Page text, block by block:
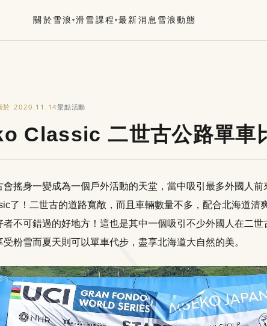
關於雪浪▾滑雪課程 ▾最新消息 雪浪動態
於 2020.11.14景點活動
Classic 二世古公路單車
會搖身一變成為一個戶外活動的天堂，當中吸引最多外國人前
了！二世古的道路寬敞，而且車輛數量不多，配合北海道清
者不可錯過的好地方！這也是其中一個吸引不少外國人在二世
受粉雪而夏天則可以單車代步，盡享北海道大自然的美。